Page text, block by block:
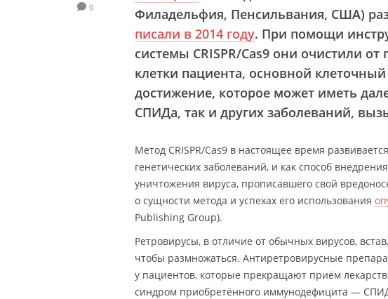
0
Филадельфия, Пенсильвания, США)
писали в 2014 году. При помощи
системы CRISPR/Cas9 они очистили
клетки пациента, основной
достижение, которое может иметь
СПИДа, так и других заболеваний,
Метод CRISPR/Cas9 в настоящее время
генетических заболеваний, и как способ
уничтожения вируса, прописавшего свой
о сущности метода и успехах его использования
Publishing Group).
Ретровирусы, в отличие от обычных вирусов,
чтобы размножаться. Антиретровирусные
у пациентов, которые прекращают приём
синдром приобретённого иммунодефицита —